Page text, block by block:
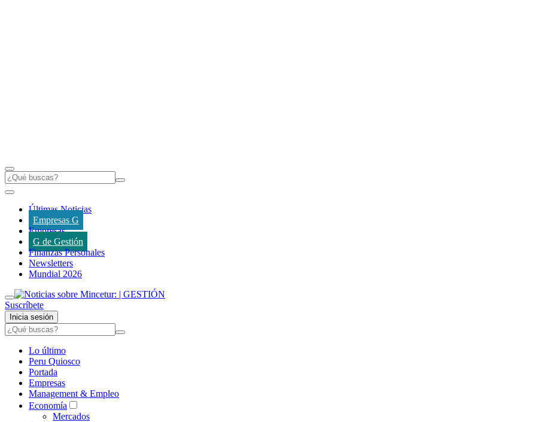
Últimas Noticias
Empresas G
Empresas
G de Gestión
Finanzas Personales
Newsletters
Mundial 2026
Suscríbete
Inicia sesión
Lo último
Peru Quiosco
Portada
Empresas
Management & Empleo
Economía
Mercados